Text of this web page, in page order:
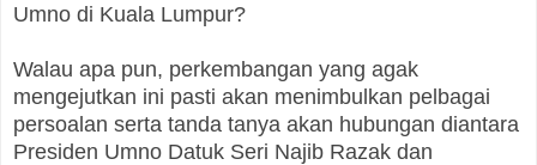
Umno di Kuala Lumpur?
Walau apa pun, perkembangan yang agak
mengejutkan ini pasti akan menimbulkan pelbagai
persoalan serta tanda tanya akan hubungan diantara
Presiden Umno Datuk Seri Najib Razak dan